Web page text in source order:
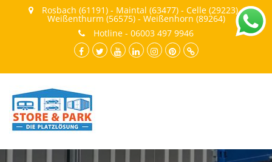
Rosbach (61191) - Maintal (63477) - Celle (29223) -
Weißenthurm (56575) - Weißenhorn (89264)
Hotline - 06003 497 9946
Richtlinie